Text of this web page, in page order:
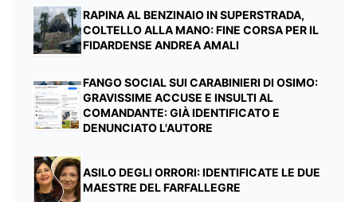
RAPINA AL BENZINAIO IN SUPERSTRADA,
COLTELLO ALLA MANO: FINE CORSA PER IL
FIDARDENSE ANDREA AMALI
FANGO SOCIAL SUI CARABINIERI DI OSIMO:
GRAVISSIME ACCUSE E INSULTI AL
COMANDANTE: GIÀ IDENTIFICATO E
DENUNCIATO L'AUTORE
ASILO DEGLI ORRORI: IDENTIFICATE LE DUE
MAESTRE DEL FARFALLEGRE